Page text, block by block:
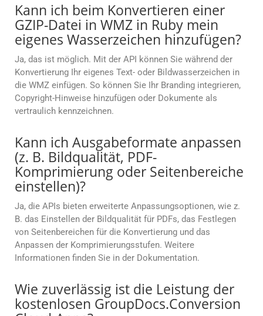
Kann ich beim Konvertieren einer
GZIP-Datei in WMZ in Ruby mein
eigenes Wasserzeichen hinzufügen?
Ja, das ist möglich. Mit der API können Sie während der
Konvertierung Ihr eigenes Text- oder Bildwasserzeichen in
die WMZ einfügen. So können Sie Ihr Branding integrieren,
Copyright-Hinweise hinzufügen oder Dokumente als
vertraulich kennzeichnen.
Kann ich Ausgabeformate anpassen
(z. B. Bildqualität, PDF-
Komprimierung oder Seitenbereiche
einstellen)?
Ja, die APIs bieten erweiterte Anpassungsoptionen, wie z.
B. das Einstellen der Bildqualität für PDFs, das Festlegen
von Seitenbereichen für die Konvertierung und das
Anpassen der Komprimierungsstufen. Weitere
Informationen finden Sie in der Dokumentation.
Wie zuverlässig ist die Leistung der
kostenlosen GroupDocs.Conversion